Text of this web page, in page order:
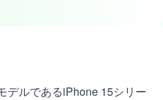
デルであるiPhone 15シリー